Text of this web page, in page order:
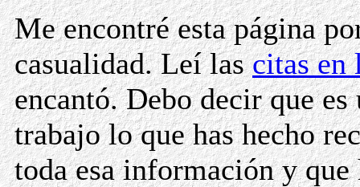
Me encontré esta página
casualidad. Leí lascitas en
encantó. Debo decir que es
trabajo lo que has hecho
toda esa información y que